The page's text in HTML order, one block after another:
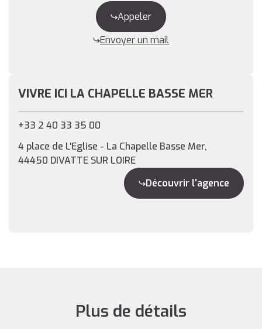
Appeler
Envoyer un mail
VIVRE ICI LA CHAPELLE BASSE MER
+33 2 40 33 35 00
4 place de L'Eglise - La Chapelle Basse Mer,
44450 DIVATTE SUR LOIRE
Découvrir l'agence
Plus de détails